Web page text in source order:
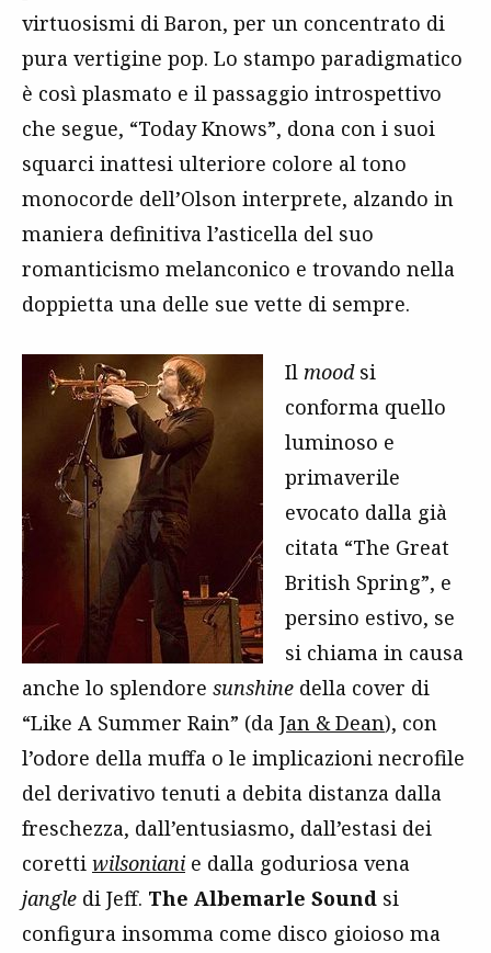
virtuosismi di Baron, per un concentrato di
pura vertigine pop. Lo stampo paradigmatico
è così plasmato e il passaggio introspettivo
che segue, “Today Knows”, dona con i suoi
squarci inattesi ulteriore colore al tono
monocorde dell’Olson interprete, alzando in
maniera definitiva l’asticella del suo
romanticismo melanconico e trovando nella
doppietta una delle sue vette di sempre.
Il moodsi
conforma quello
luminoso e
primaverile
evocato dalla già
citata “The Great
British Spring”, e
persino estivo, se
si chiama in causa
anche lo splendore sunshine della cover di
“Like A Summer Rain” (da Jan & Dean), con
l’odore della muffa o le implicazioni necrofile
del derivativo tenuti a debita distanza dalla
freschezza, dall’entusiasmo, dall’estasi dei
coretti wilsoniani e dalla goduriosa vena
jangle di Jeff. The Albemarle Sound si
configura insomma come disco gioioso ma